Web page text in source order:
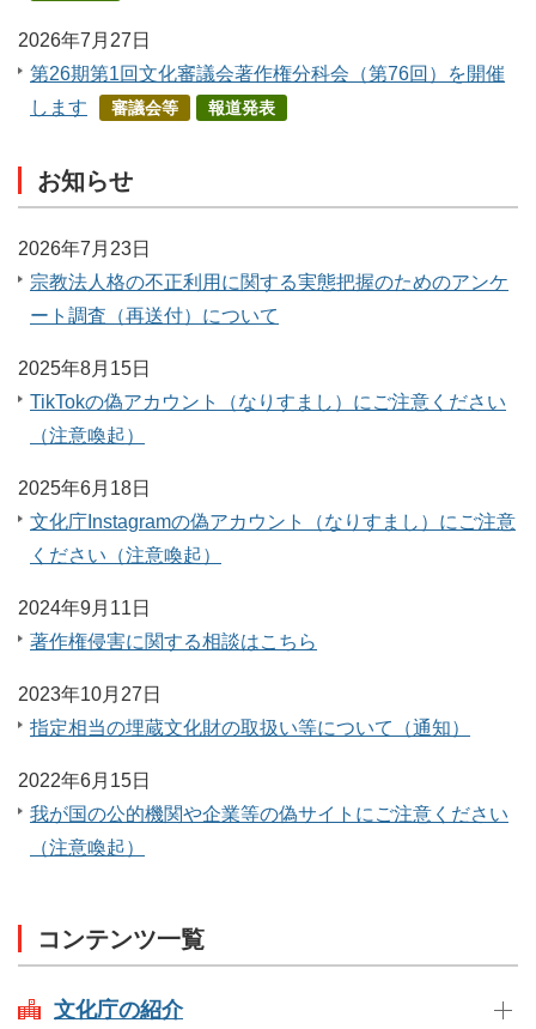
2026年7月27日
第26期第1回文化審議会著作権分科会（第76回）を開催
します
審議会等 報道発表
お知らせ
2026年7月23日
宗教法人格の不正利用に関する実態把握のためのアンケ
ート調査（再送付）について
2025年8月15日
TikTokの偽アカウント（なりすまし）にご注意ください
（注意喚起）
2025年6月18日
文化庁Instagramの偽アカウント（なりすまし）にご注意
ください（注意喚起）
2024年9月11日
著作権侵害に関する相談はこちら
2023年10月27日
指定相当の埋蔵文化財の取扱い等について（通知）
2022年6月15日
我が国の公的機関や企業等の偽サイトにご注意ください
（注意喚起）
コンテンツ一覧
文化庁の紹介